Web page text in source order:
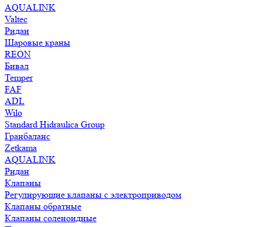
AQUALINK
Valtec
Ридан
Шаровые краны
REON
Бивал
Temper
FAF
ADL
Wilo
Standard Hidraulica Group
Гранбаланс
Zetkama
AQUALINK
Ридан
Клапаны
Регулирующие клапаны с электроприводом
Клапаны обратные
Клапаны соленоидные